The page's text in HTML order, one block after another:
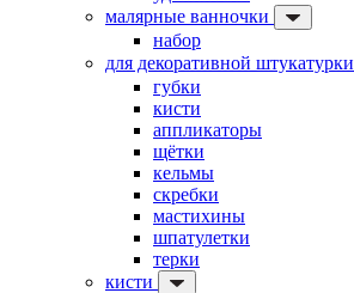
малярные ванночки
набор
для декоративной штукатурки
губки
кисти
аппликаторы
щётки
кельмы
скребки
мастихины
шпатулетки
терки
кисти